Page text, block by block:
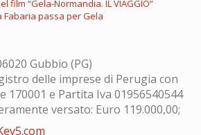
film “Gela-Normandia. IL VIAGGIO”
Fabaria passa per Gela
Gubbio (PG)
delle imprese di Perugia con
170001 e Partita Iva 01956540544
versato: Euro 119.000,00;